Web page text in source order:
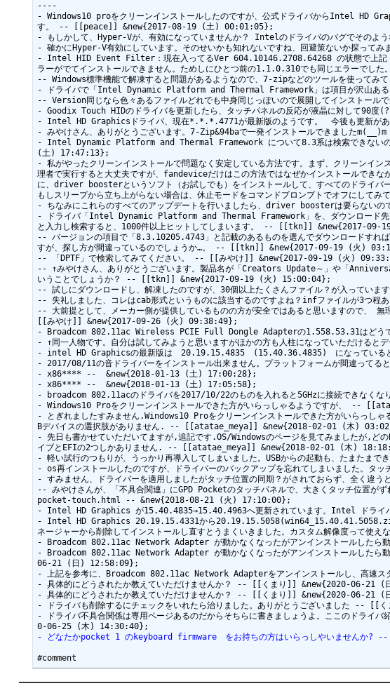
----
- Windows10 proをクリーンインストールしたのですが、公式ドライバからIntel HD
す。 -- [[peace]] &new{2017-08-19 (土) 00:01:05};
- もしかして、Hyper-Vが、有効になっていませんか？ Intelのドライバのバグで
- 確かにHyper-V有効にしています。そのせいかも知れないですね、回避策ないか探
- Intel HID Event Filter：現在入ってるVer 604.10146.2708.64268 の状態で上記
ラーがでてインストールできません。ためしにひとつ前の1.1.0.310でも同じエラー
-- Windows標準機能で解凍すると問題があるようなので、7-zipなどのツールを使
- ドライバで「Intel Dynamic Platform and Thermal Framework」は項目が沢山あ
-- Version同じなら色々あるファイルどれでも中身同じっぽいので展開してインスト
- Goodix Touch HIDのドライバを更新したら、タッチパネルの反応が液晶に対して
- Intel HD Graphicsドライバ、現在*.*.*.4771が最新版のようです。　今後も更新が
- みやけさん、ありがとうございます。7-Zip&94baで一発インストールできまし
- Intel Dynamic Platform and Thermal Framework について8.3系は検索できないの
(土) 17:47:13};
- 私がやったクリーンインストールで問題なく安定している方法です。まず、クリーンイ
理者で実行すると大丈夫ですが、fandeviceだけはこの方法ではなぜかインストールでき
に、driver boosterというソフト（お試しでも）をインストールして、すべてのドライバー
もしスリープから立ち上がらない場合は、休止モードをコマンドプロンプトでオフ
- ちなみにこれらのすべてのアップデートを行いましたら、driver boosterは要ら
- ドライバ「Intel Dynamic Platform and Thermal Framework」を、ダウンロード
と入力し検索すると、1000件以上ヒットしてしまいます。 -- [[tkn]] &new{2017-
-- バージョンの項目で「8.3.10205.4743」と記載のあるものを選んでダウンロードすれ
すが、探し方が間違っているのでしょうか…。 -- [[tkn]] &new{2017-09-19 (火)
-- 「DPTF」で検索してみてください。 -- [[みやけ]] &new{2017-09-19 (火)
-- ↑みやけさん、ありがとうございます。製品名が「Creators Update～」や「
いうことでしょうか？ -- [[tkn]] &new{2017-09-19 (火) 15:00:04};
-- 試しにダウンロードし、解凍したのですが、30個以上たくさんファイル？が入っ
-- 失礼しました、コレはcab形式というものに該当するのですよね？infファイルが
-- 大前提として、メーカー側が提供しているものの方が安全ではあると思いますので、
[[みやけ]] &new{2017-09-26 (火) 09:38:49};
- Broadcom 802.11ac Wireless PCIE Full Dongle Adapterの1.558.53.31はど
- ↑同一人物です。自分は試してみようと思いますがほかの方も人柱になっていただ
- intel HD Graphicsの最新版は　20.19.15.4835　(15.40.36.4835)　になって
- 2017/08/11の音ドライバーをインストール出来ません。プラットフォームが間違っ
- x86**** --  &new{2018-01-13 (土) 17:00:28};
- x86**** --  &new{2018-01-13 (土) 17:05:58};
- broadcom 802.11acのドライバを2017/10/22のものを入れると5GHzに接続でき
- Windows10 Proをクリーンインストールできた方がいらっしゃるようですが、
- とぎれましたすみません.Windows10 Proをクリーンインストールできた方がいらっし
Bデバイスの選択肢がありません. -- [[atatae_meya]] &new{2018-02-01 (木)
- 先日も書かせていただいてますが,追記です.OS/Windowsのページを見てみましたが,ど
イブとEFIの2つしかありません. -- [[atatae_meya]] &new{2018-02-01 (木)
- 軽い試行のつもりが、うっかり再導入してしまいました。USBからの起動も、た
- os再インストールしたのですが、ドライバーのバックアップを忘れてしまいました
- すみません、ドライバーを適用しましたがタッチ位置の同期？がされておらず、全
-- みやけさんが、「不具合関連」にGPD Pocketのタッチパネルで、大きくタッチ位置
pocket-touch.html -- &new{2018-08-21 (火) 17:10:00};
- Intel HD Graphics が15.40.4835→15.40.4963へ更新されています。Intel ドライ
- Intel HD Graphics 20.19.15.4331から20.19.15.5058(win64_15.40.41.5058.zip)へア
ネージャーから削除してインストールし直すとうまくいきました。カスタム解像度
- Broadcom 802.11ac Network Adapter が動かなくなったがアンインストール
- Broadcom 802.11ac Network Adapter が動かなくなったがアンインストールしたら
06-21 (日) 12:58:09};
- 上記を参考に、Broadcom 802.11ac Network Adapterをアンインストールし、高
- 具体的にどうされたか教えていただけませんか？ -- [[くまり]] &new{2020-06-21
- 具体的にどうされたか教えていただけませんか？ -- [[くまり]] &new{2020-06-21
- ドライバも削除するにチェックをいれたら治りました。ありがとうございました
- ドライバ不具合関係は専用ページあるのだからそちらに書きましょうよ。ここのドラ
- どなたかpocket 1 のkeyboard firmware　をお持ちの方はいらっしやいません